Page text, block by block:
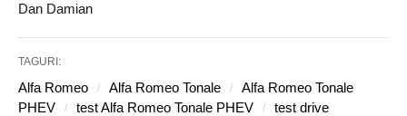
Dan Damian
TAGURI:
Alfa Romeo Alfa Romeo Tonale
Alfa Romeo Tonale
PHEV
test Alfa Romeo Tonale PHEV test drive